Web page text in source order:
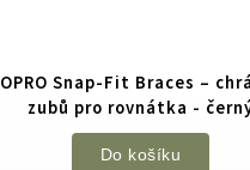
OPRO Snap-Fit Braces –
zubů pro rovnátka -
Do košíku